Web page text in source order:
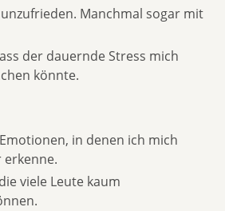
Manchmal sogar mit
der dauernde Stress mich
könnte.
in denen ich mich
viele Leute kaum